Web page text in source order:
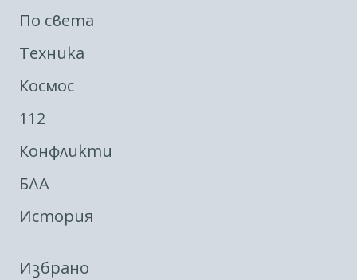
По света
Техника
Космос
112
Конфликти
БЛА
История
Избрано